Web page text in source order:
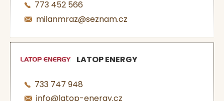
773 452 566
milanmraz@seznam.cz
LATOP ENERGY
733 747 948
info@latop-energy.cz